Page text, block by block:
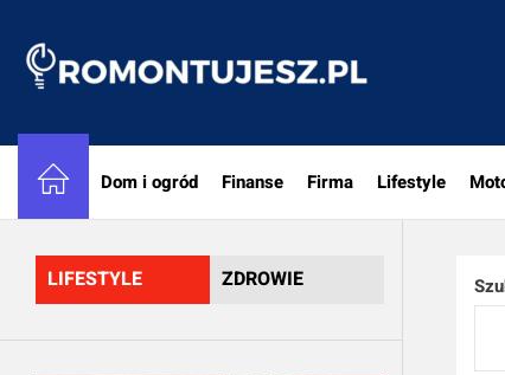
content
Dom i ogród Finanse Firma Lifestyle
LIFESTYLE ZDROWIE